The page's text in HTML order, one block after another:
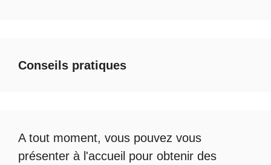
Conseils pratiques
A tout moment, vous pouvez vous
présenter à l'accueil pour obtenir des